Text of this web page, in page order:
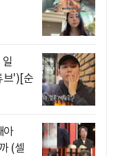
브')[순
아
(셀